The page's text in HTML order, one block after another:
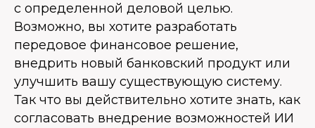
с определенной деловой целью.
Возможно, вы хотите разработать
передовое финансовое решение,
внедрить новый банковский продукт или
улучшить вашу существующую систему.
Так что вы действительно хотите знать, как
согласовать внедрение возможностей ИИ